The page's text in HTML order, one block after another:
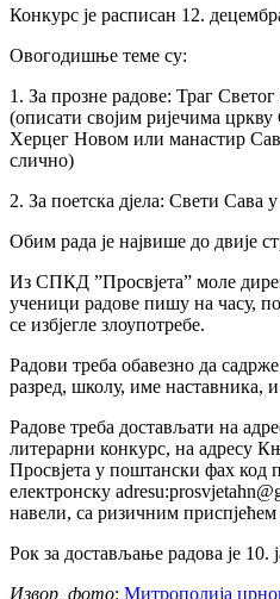
Конкурс је расписан 12.
Овогодишње теме су:
1. За прозне радове: Траг
(описати својим ријечима
Херцег Новом или манастир
слично)
2. За поетска д‌јела: Свети Сава
Обим рада је највише до двије
Из СПКД ”Просвјета” моле
ученици радове пишу на часу,
се избјегле злоупотребе.
Радови треба обавезно да
разред, школу, име наставника,
Радове треба достављати на
литерарни конкурс, на адресу
Просвјета у поштански фах код
електронску
навели, са ризичним приспјећем
Рок за достављање радова је 10.
Извор, фото: Митрополија